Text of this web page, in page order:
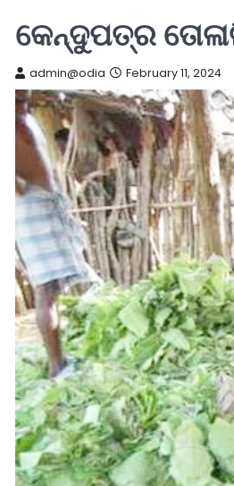
କେନ୍ଦୁପତ୍ର
admin@odia February 11, 2024